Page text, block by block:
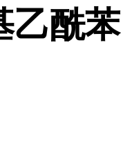
乙酰苯